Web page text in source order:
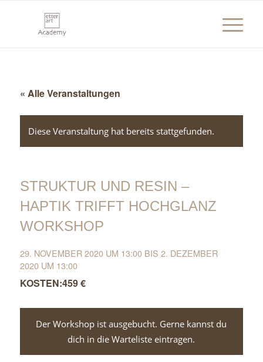
« Alle Veranstaltungen
Diese Veranstaltung hat bereits stattgefunden.
STRUKTUR UND RESIN –
HAPTIK TRIFFT HOCHGLANZ
WORKSHOP
29. NOVEMBER 2020 UM 13:00BIS 2. DEZEMBER
2020 UM 13:00
459 €
Der Workshop ist ausgebucht. Gerne kannst du
dich in die Warteliste eintragen.